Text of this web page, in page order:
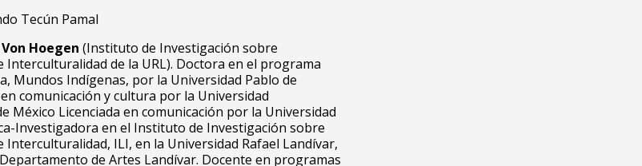
Tecún Pamal
Hoegen (Instituto de Investigación sobre
Interculturalidad de la URL). Doctora en el programa
Mundos Indígenas, por la Universidad Pablo de
comunicación y cultura por la Universidad
México Licenciada en comunicación por la Universidad
Investigadora en el Instituto de Investigación sobre
Interculturalidad, ILI, en la Universidad Rafael Landívar,
de Artes Landívar. Docente en programas